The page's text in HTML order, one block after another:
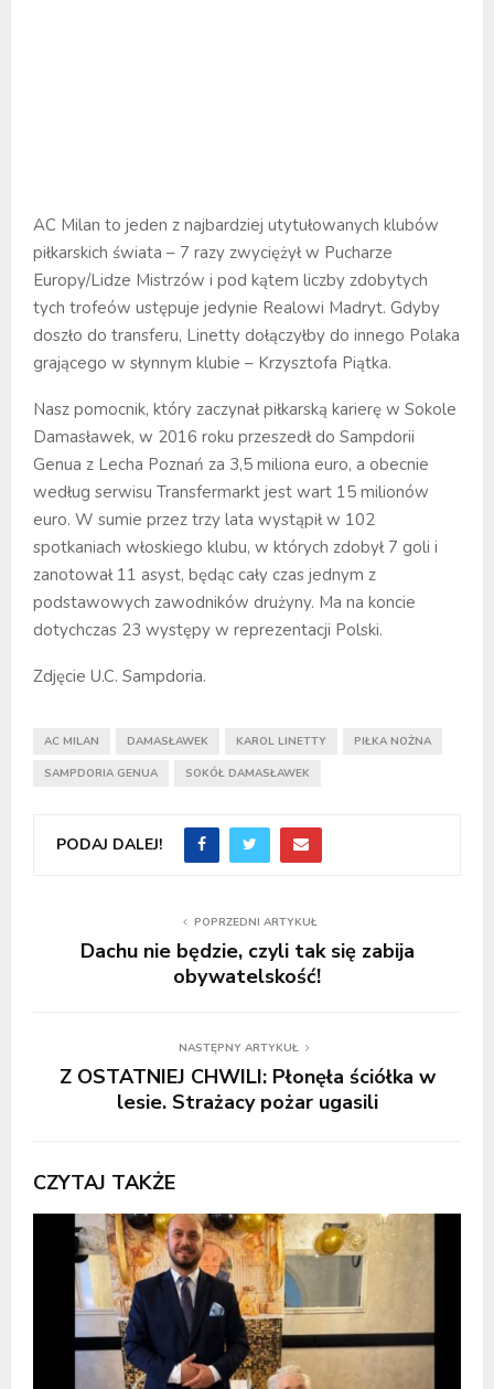
AC Milan to jeden z najbardziej utytułowanych klubów
piłkarskich świata – 7 razy zwyciężył w Pucharze
Europy/Lidze Mistrzów i pod kątem liczby zdobytych
tych trofeów ustępuje jedynie Realowi Madryt. Gdyby
doszło do transferu, Linetty dołączyłby do innego Polaka
grającego w słynnym klubie – Krzysztofa Piątka.
Nasz pomocnik, który zaczynał piłkarską karierę w Sokole
Damasławek, w 2016 roku przeszedł do Sampdorii
Genua z Lecha Poznań za 3,5 miliona euro, a obecnie
według serwisu Transfermarkt jest wart 15 milionów
euro. W sumie przez trzy lata wystąpił w 102
spotkaniach włoskiego klubu, w których zdobył 7 goli i
zanotował 11 asyst, będąc cały czas jednym z
podstawowych zawodników drużyny. Ma na koncie
dotychczas 23 występy w reprezentacji Polski.
Zdjęcie U.C. Sampdoria.
AC MILAN DAMASŁAWEK KAROL LINETTY PIŁKA NOŻNA
SAMPDORIA GENUA SOKÓŁ DAMASŁAWEK
PODAJ DALEJ!
POPRZEDNI ARTYKUŁ
Dachu nie będzie, czyli tak się zabija
obywatelskość!
NASTĘPNY ARTYKUŁ
Z OSTATNIEJ CHWILI: Płonęła ściółka w
lesie. Strażacy pożar ugasili
CZYTAJ TAKŻE